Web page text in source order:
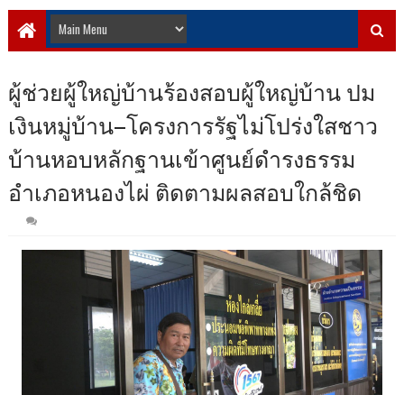
ผู้ช่วยผู้ใหญ่บ้านร้องสอบผู้ใหญ่บ้าน ปม
เงินหมู่บ้าน–โครงการรัฐไม่โปร่งใสชาว
บ้านหอบหลักฐานเข้าศูนย์ดำรงธรรม
อำเภอหนองไผ่ ติดตามผลสอบใกล้ชิด